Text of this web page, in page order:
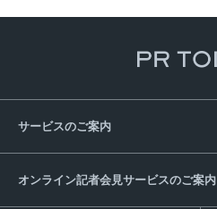
生活習慣病
サービスのご案内
オンライン記者会見サービスのご案内